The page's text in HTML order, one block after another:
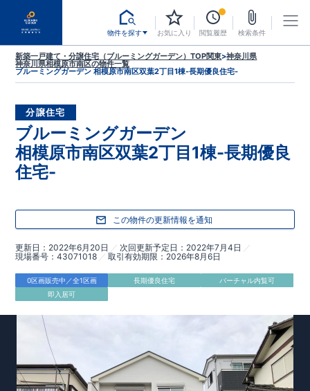
物件を探す お気に入り 閲覧履歴 検索条件
新築一戸建て・分譲住宅（ブルーミングガーデン）TOP関東>神奈川県
神奈川県相模原市南区の物件一覧
ブルーミングガーデン 相模原市南区双葉2丁目1棟-長期優良住宅-
分譲住宅
ブルーミングガーデン
相模原市南区双葉2丁目1棟-長期優良
住宅-
この物件の更新情報を通知
更新日 2022年6月20日 次回更新予定日
2022年7月4日
現場番号
43071018 取引有効期限 2026年8月6日
0区画販売中／全1区画 長期優良住宅
バーチャル内覧可
即入居可